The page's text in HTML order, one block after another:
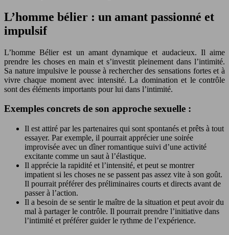
L’homme bélier : un amant passionné et
impulsif
L’homme Bélier est un amant dynamique et audacieux. Il aime
prendre les choses en main et s’investit pleinement dans l’intimité.
Sa nature impulsive le pousse à rechercher des sensations fortes et à
vivre chaque moment avec intensité. La domination et le contrôle
sont des éléments importants pour lui dans l’intimité.
Exemples concrets de son approche sexuelle :
Il est attiré par les partenaires qui sont spontanés et prêts à tout
essayer. Par exemple, il pourrait apprécier une soirée
improvisée avec un dîner romantique suivi d’une activité
excitante comme un saut à l’élastique.
Il apprécie la rapidité et l’intensité, et peut se montrer
impatient si les choses ne se passent pas assez vite à son goût.
Il pourrait préférer des préliminaires courts et directs avant de
passer à l’action.
Il a besoin de se sentir le maître de la situation et peut avoir du
mal à partager le contrôle. Il pourrait prendre l’initiative dans
l’intimité et préférer guider le rythme de l’expérience.